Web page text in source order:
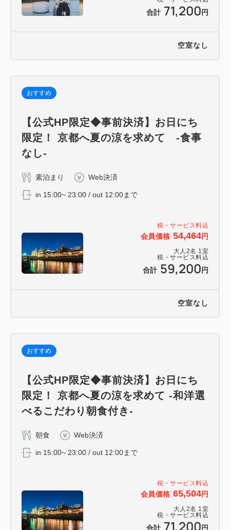
合計 71,200 円
空室なし
税・サービス料込
会員価格 54,464円
大人 2名 1室
税・サービス料込
合計 59,200 円
おすすめ
【公式HP限定◆事前決済】お日にち
限定！ 京都へ夏の涼を求めて -食事
なし-
素泊まり Web決済
in 15:00~ 23:00 / out 12:00まで
空室なし
税・サービス料込
会員価格 65,504円
大人 2名 1室
税・サービス料込
合計 71,200 円
おすすめ
【公式HP限定◆事前決済】お日にち
限定！ 京都へ夏の涼を求めて -和洋選
べるこだわり朝食付き-
朝食 Web決済
in 15:00~ 23:00 / out 12:00まで